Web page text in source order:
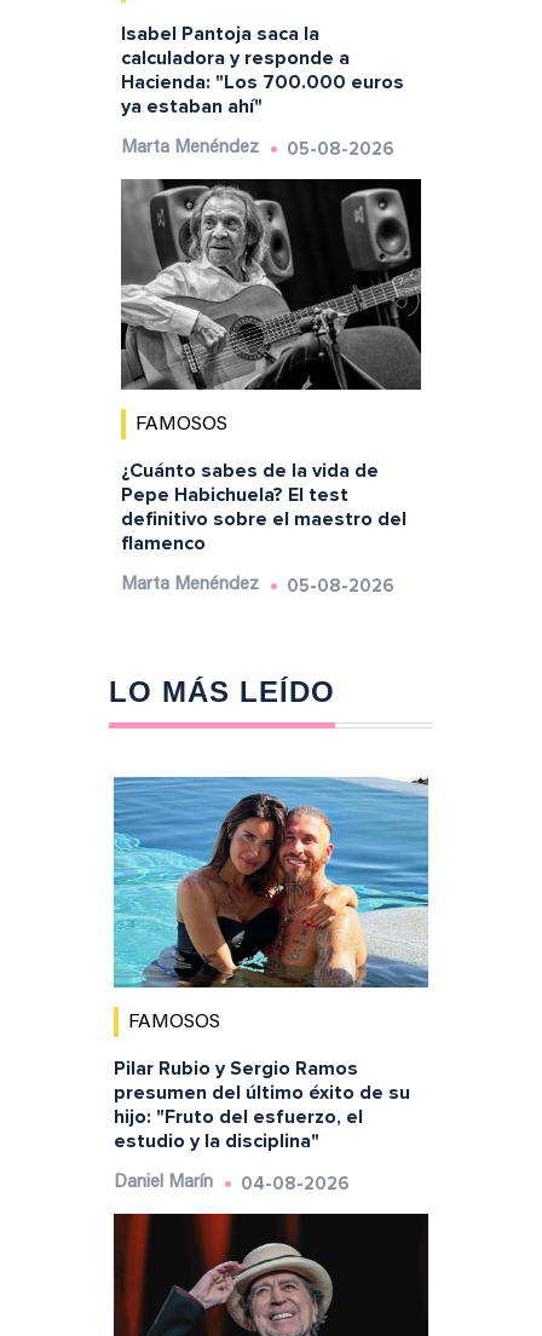
Isabel Pantoja saca la
calculadora y responde a
Hacienda: "Los 700.000 euros
ya estaban ahí"
Marta Menéndez 05-08-2026
FAMOSOS
¿Cuánto sabes de la vida de
Pepe Habichuela? El test
definitivo sobre el maestro del
flamenco
Marta Menéndez 05-08-2026
LO MÁS LEÍDO
FAMOSOS
Pilar Rubio y Sergio Ramos
presumen del último éxito de su
hijo: "Fruto del esfuerzo, el
estudio y la disciplina"
Daniel Marín 04-08-2026